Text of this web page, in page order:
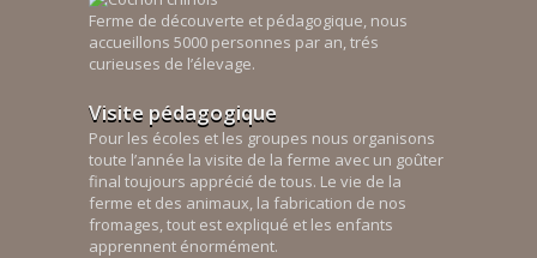
Ferme de découverte et pédagogique, nous
accueillons 5000 personnes par an, trés
curieuses de l’élevage.
Visite pédagogique
Pour les écoles et les groupes nous organisons
toute l’année la visite de la ferme avec un goûter
final toujours apprécié de tous. Le vie de la
ferme et des animaux, la fabrication de nos
fromages, tout est expliqué et les enfants
apprennent énormément.